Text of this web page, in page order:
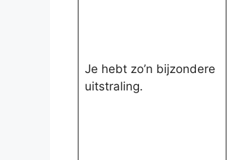
Je hebt zo’n bijzondere
uitstraling.